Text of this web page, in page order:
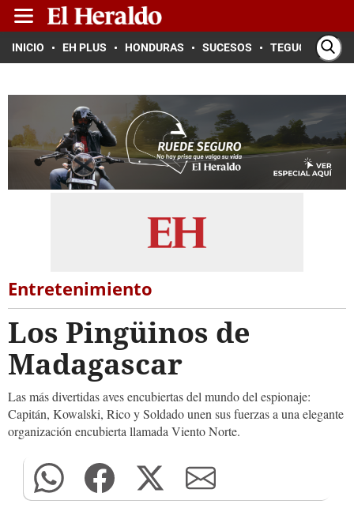
INICIO EH PLUS HONDURAS SUCESOS TEGUCIGALPA
Entretenimiento
Los Pingüinos de
Madagascar
Las más divertidas aves encubiertas del mundo del espionaje:
Capitán, Kowalski, Rico y Soldado unen sus fuerzas a una elegante
organización encubierta llamada Viento Norte.